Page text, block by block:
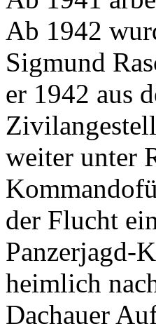
Ab 1942
Sigmund
er 1942 aus
weiter unter
der Flucht
Panzerjagd-
heimlich
Dachauer